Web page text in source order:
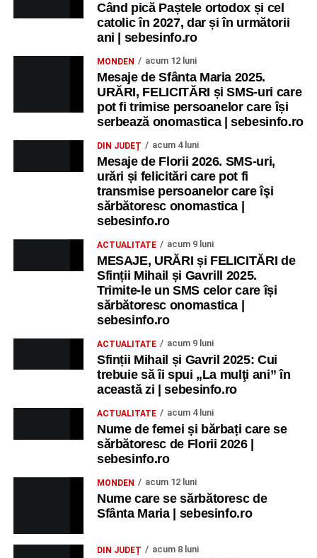
Când pică Paștele ortodox și cel
catolic în 2027, dar și în următorii
ani | sebesinfo.ro
MONDEN acum 12 luni
Mesaje de Sfânta Maria 2025.
URĂRI, FELICITĂRI și SMS-uri care
pot fi trimise persoanelor care își
serbează onomastica | sebesinfo.ro
DIN JUDEȚ acum 4 luni
Mesaje de Florii 2026. SMS-uri,
urări și felicitări care pot fi
transmise persoanelor care îşi
sărbătoresc onomastica |
sebesinfo.ro
ACTUALITATE acum 9 luni
MESAJE, URĂRI și FELICITĂRI de
Sfinții Mihail și Gavrill 2025.
Trimite-le un SMS celor care își
sărbătoresc onomastica |
sebesinfo.ro
ACTUALITATE acum 9 luni
Sfinții Mihail și Gavril 2025: Cui
trebuie să îi spui „La mulţi ani” în
această zi | sebesinfo.ro
ACTUALITATE acum 4 luni
Nume de femei și bărbați care se
sărbătoresc de Florii 2026 |
sebesinfo.ro
MONDEN acum 12 luni
Nume care se sărbătoresc de
Sfânta Maria | sebesinfo.ro
DIN JUDEȚ acum 8 luni